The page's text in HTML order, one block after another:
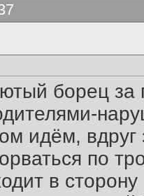
борец
идём,
по
в